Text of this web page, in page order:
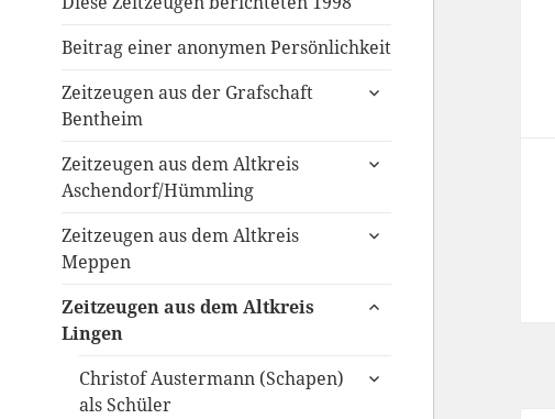
Beitrag einer anonymen Persönlichkeit
Zeitzeugen aus der Grafschaft
Bentheim
untermenü
Zeitzeugen aus dem Altkreis
Aschendorf/Hümmling
untermenü
Zeitzeugen aus dem Altkreis
Meppen
untermenü
Zeitzeugen aus dem Altkreis
Lingen
untermenü
Christof Austermann (Schapen)
als Schüler
untermenü